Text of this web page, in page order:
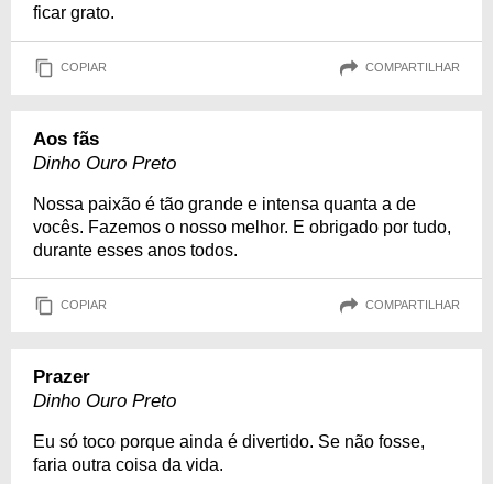
ficar grato.
COPIAR COMPARTILHAR
Aos fãs
Dinho Ouro Preto
Nossa paixão é tão grande e intensa quanta a de
vocês. Fazemos o nosso melhor. E obrigado por tudo,
durante esses anos todos.
COPIAR COMPARTILHAR
Prazer
Dinho Ouro Preto
Eu só toco porque ainda é divertido. Se não fosse,
faria outra coisa da vida.